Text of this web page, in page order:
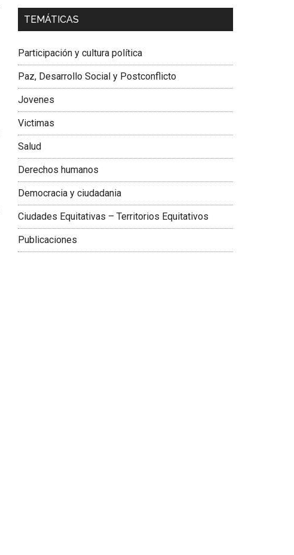
Dra. Carolina Corcho Mejía,
Latinoamericana Sur, Vicepresidenta Federación
TEMÁTICAS
Participación y cultura política
Paz, Desarrollo Social y Postconflicto
Jovenes
Victimas
Salud
Derechos humanos
Democracia y ciudadania
Ciudades Equitativas – Territorios Equitativos
Publicaciones